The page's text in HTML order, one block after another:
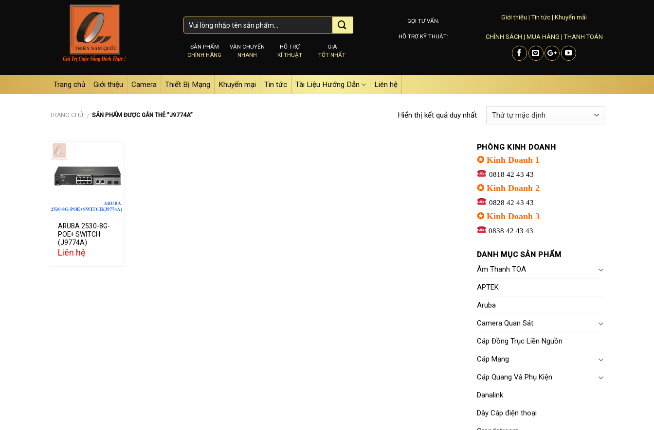
SẢN PHẨM
CHÍNH HÃNG
VẬN CHUYỂN
NHANH
HỖ TRỢ
KĨ THUẬT
GIÁ
TỐT NHẤT
GỌI TƯ VẤN:
HỖ TRỢ KỸ THUẬT:
Giới thiệu |Tin tức | Khuyến mãi
CHÍNH SÁCH | MUA HÀNG |THANH TOÁN
Trang chủ Giới thiệu Camera Thiết Bị Mạng Khuyến mại Tin tức Tài Liệu Hướng Dẫn Liên hệ
TRANG CHỦ / SẢN PHẨM ĐƯỢC GẮN THẺ “J9774A” Hiển thị kết quả duy nhất
Add to
ARUBA 2530-8G-
POE+ SWITCH
(J9774A)
Liên hệ
PHÒNG KINH DOANH
✪ Kinh Doanh 1
0818 42 43 43
✪ Kinh Doanh 2
0828 42 43 43
✪ Kinh Doanh 3
0838 42 43 43
DANH MỤC SẢN PHẨM
Âm Thanh TOA
APTEK
Aruba
Camera Quan Sát
Cáp Đồng Trục Liền Nguồn
Cáp Mạng
Cáp Quang Và Phụ Kiện
Danalink
Dây Cáp điện thoại